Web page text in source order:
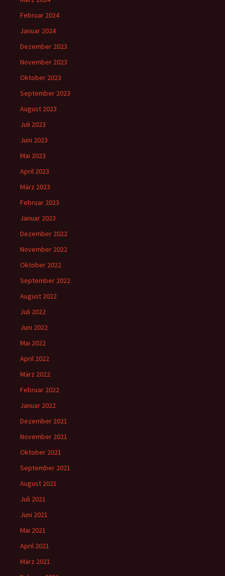
Februar 2024
Januar 2024
Dezember 2023
November 2023
Oktober 2023
September 2023
August 2023
Juli 2023
Juni 2023
Mai 2023
April 2023
März 2023
Februar 2023
Januar 2023
Dezember 2022
November 2022
Oktober 2022
September 2022
August 2022
Juli 2022
Juni 2022
Mai 2022
April 2022
März 2022
Februar 2022
Januar 2022
Dezember 2021
November 2021
Oktober 2021
September 2021
August 2021
Juli 2021
Juni 2021
Mai 2021
April 2021
März 2021